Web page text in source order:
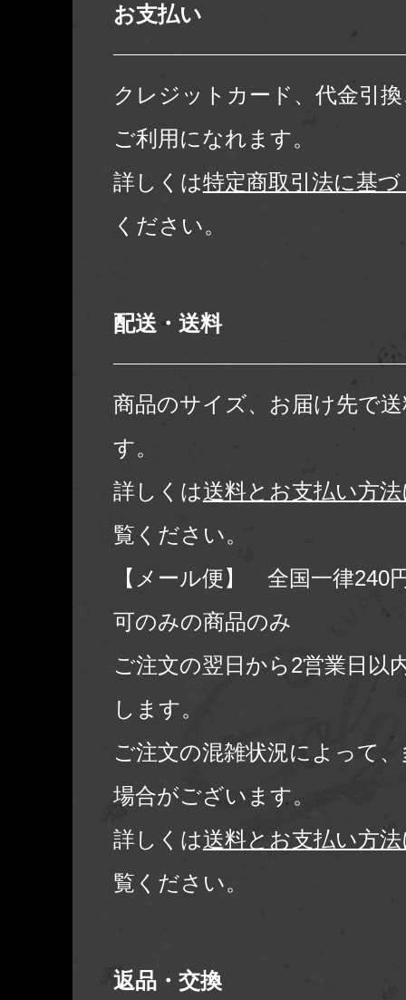
お支払い
クレジットカード、代金引
ご利用になれます。
詳しくは特定商取引法に基
ください。
配送・送料
商品のサイズ、お届け先で
す。
詳しくは送料とお支払い方
覧ください。
【メール便】 全国一律240
可のみの商品のみ
ご注文の翌日から2営業日以
します。
ご注文の混雑状況によって
場合がございます。
詳しくは送料とお支払い方
覧ください。
返品・交換